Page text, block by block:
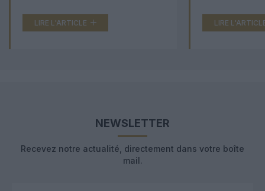
LIRE L'ARTICLE LIRE
NEWSLETTER
Recevez notre actualité, directement dans votre boîte
mail.